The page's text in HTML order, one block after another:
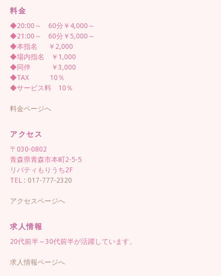
料金
◆20:00～ 60分￥4,000～
◆21:00～ 60分￥5,000～
◆本指名 ￥2,000
◆場内指名 ￥1,000
◆同伴 ￥3,000
◆TAX 10％
◆サービス料 10％
料金ページへ
アクセス
〒030-0802
青森県青森市本町2-5-5
リバティもりうち2F
TEL : 017-777-2320
アクセスページへ
求人情報
20代前半～30代前半が活躍しています。
求人情報ページへ